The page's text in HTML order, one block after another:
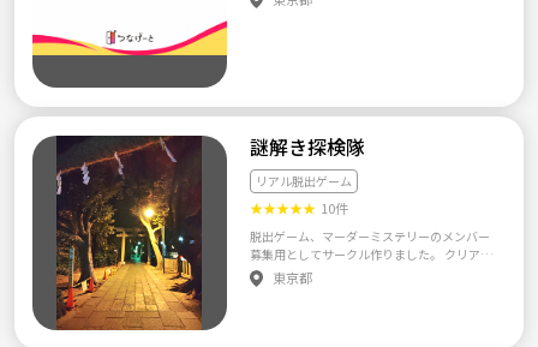
他】 ゆるく楽しく交流できる方お待ちしてま
目的の方は許しまへん。
謎解き探検隊
リアル脱出ゲーム
★★★★★ 10件
脱出ゲーム、マーダーミステリーのメンバー
募集用としてサークル作りました。 クリアよ
りも楽しむことを目的としているので、ガチ
勢お断りです(笑)
東京都